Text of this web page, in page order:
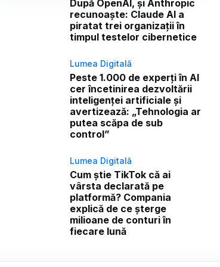
După OpenAI, și Anthropic
recunoaște: Claude AI a
piratat trei organizații în
timpul testelor cibernetice
Lumea Digitală
Peste 1.000 de experți în AI
cer încetinirea dezvoltării
inteligenței artificiale și
avertizează: „Tehnologia ar
putea scăpa de sub
control”
Lumea Digitală
Cum știe TikTok că ai
vârsta declarată pe
platformă? Compania
explică de ce șterge
milioane de conturi în
fiecare lună